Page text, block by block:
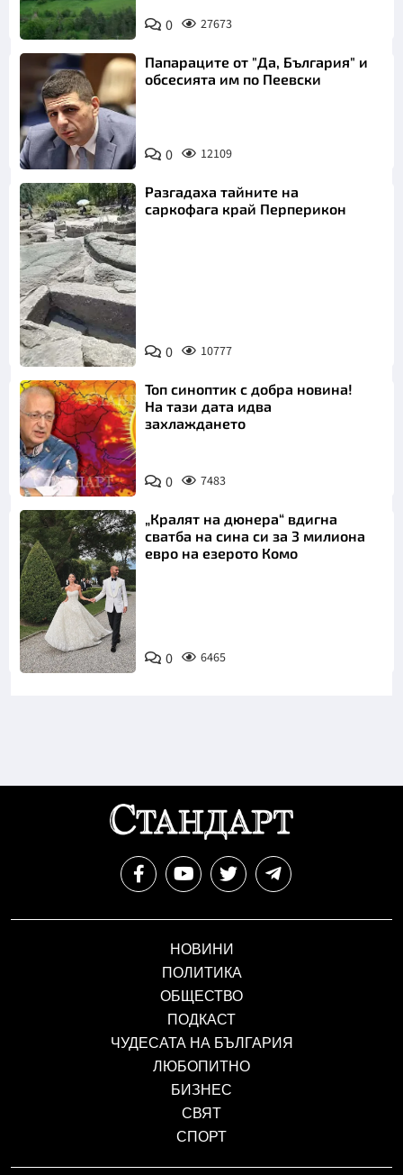
0 27673
Папараците от "Да, България" и
обсесията им по Пеевски
0 12109
Снимка:
Bulgaria ON
AIR
Разгадаха тайните на
саркофага край Перперикон
0 10777
Топ синоптик с добра новина!
На тази дата идва
захлаждането
0 7483
Снимка:
Инстаграм
„Кралят на дюнера“ вдигна
сватба на сина си за 3 милиона
евро на езерото Комо
0 6465
НОВИНИ
ПОЛИТИКА
ОБЩЕСТВО
ПОДКАСТ
ЧУДЕСАТА НА БЪЛГАРИЯ
ЛЮБОПИТНО
БИЗНЕС
СВЯТ
СПОРТ